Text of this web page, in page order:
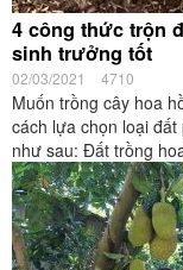
4 công thức trộn
sinh trưởng tốt
02/03/2021 4710
Muốn trồng cây hoa
cách lựa chọn loại
như sau: Đất trồng